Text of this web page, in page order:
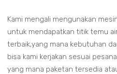
Kami mengali mengunakan
untuk mendapatkan titik temu
terbaik,yang mana kebutuhan
bisa kami kerjakan sesuai
yang mana paketan tersedia